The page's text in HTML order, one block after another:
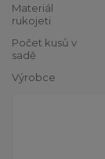
Materiál
rukojeti
Počet kusů v
sadě
Výrobce